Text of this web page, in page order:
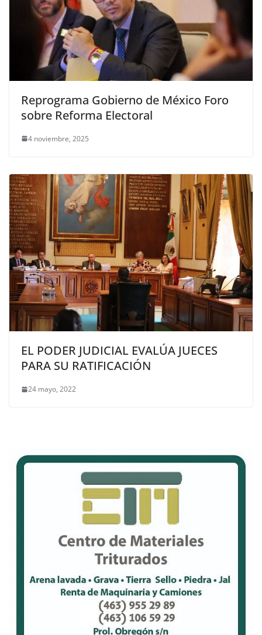
Reprograma Gobierno de México Foro
sobre Reforma Electoral
4 noviembre, 2025
EL PODER JUDICIAL EVALÚA JUECES
PARA SU RATIFICACIÓN
24 mayo, 2022